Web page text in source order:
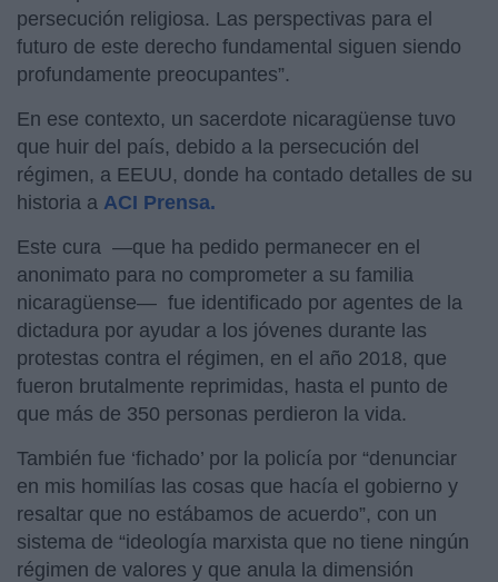
persecución religiosa. Las perspectivas para el
futuro de este derecho fundamental siguen siendo
profundamente preocupantes”.
En ese contexto, un sacerdote nicaragüense tuvo
que huir del país, debido a la persecución del
régimen, a EEUU, donde ha contado detalles de su
historia a ACI Prensa.
Este cura —que ha pedido permanecer en el
anonimato para no comprometer a su familia
nicaragüense— fue identificado por agentes de la
dictadura por ayudar a los jóvenes durante las
protestas contra el régimen, en el año 2018, que
fueron brutalmente reprimidas, hasta el punto de
que más de 350 personas perdieron la vida.
También fue ‘fichado’ por la policía por “denunciar
en mis homilías las cosas que hacía el gobierno y
resaltar que no estábamos de acuerdo”, con un
sistema de “ideología marxista que no tiene ningún
régimen de valores y que anula la dimensión